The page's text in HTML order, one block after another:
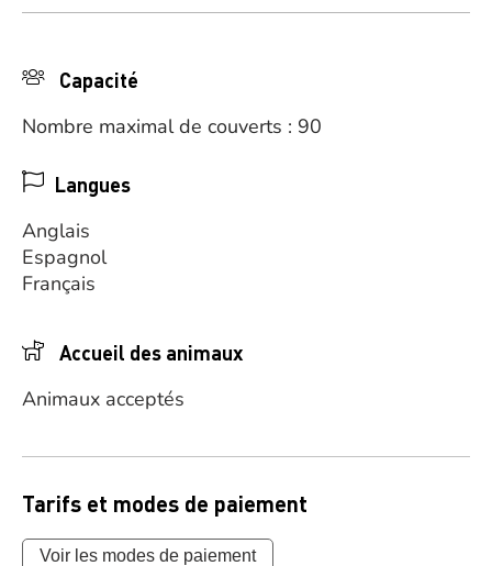
Capacité
Nombre maximal de couverts : 90
Langues
Anglais
Espagnol
Français
Accueil des animaux
Animaux acceptés
Tarifs et modes de paiement
Voir les modes de paiement